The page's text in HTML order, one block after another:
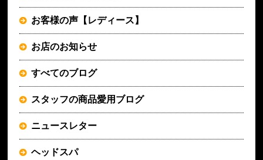
お客様の声【レディース】
お店のお知らせ
すべてのブログ
スタッフの商品愛用ブログ
ニュースレター
ヘッドスパ